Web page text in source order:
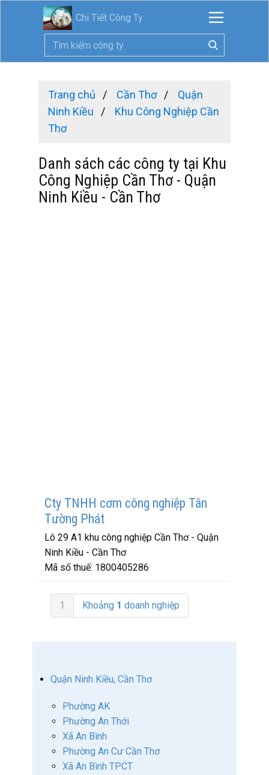
Chi Tiết Công Ty
Trang chủ Cần Thơ
Quận
Ninh Kiều
Khu Công Nghiệp Cần
Thơ
Danh sách các công ty tại Khu
Công Nghiệp Cần Thơ - Quận
Ninh Kiều - Cần Thơ
Cty TNHH cơm công nghiệp Tân
Tường Phát
Lô 29 A1 khu công nghiệp Cần Thơ - Quận
Ninh Kiều - Cần Thơ
Mã số thuế: 1800405286
1 Khoảng 1 doanh nghiệp
Quận Ninh Kiều, Cần Thơ
Phường AK
Phường An Thới
Xã An Bình
Phường An Cư Cần Thơ
Xã An Bình TPCT